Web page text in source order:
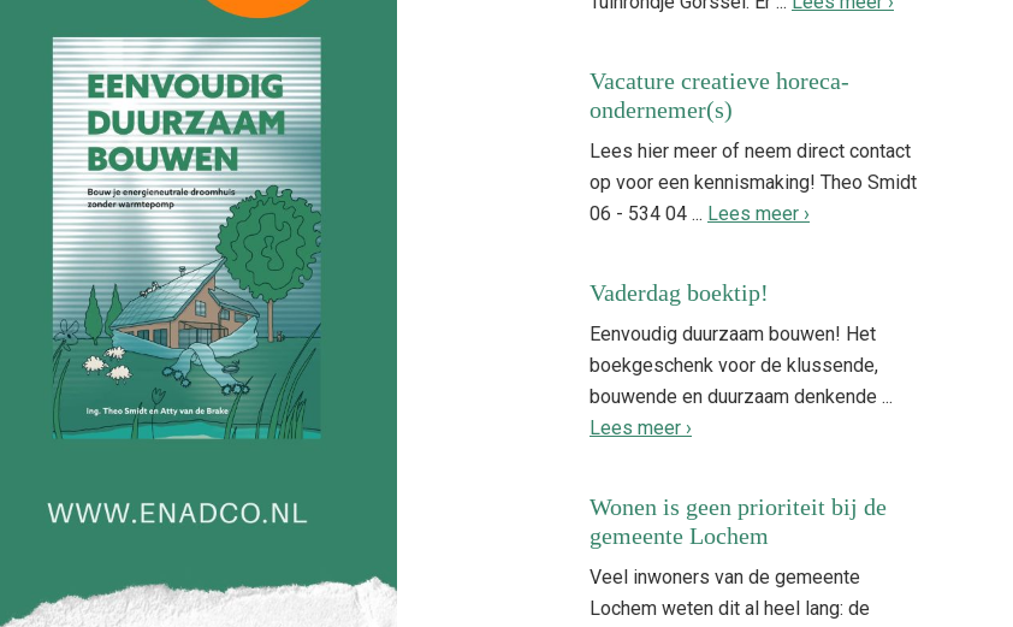
Vacature creatieve horeca-
ondernemer(s)
Lees hier meer of neem direct contact
op voor een kennismaking! Theo Smidt
06 - 534 04 ... Lees meer ›
Vaderdag boektip!
Eenvoudig duurzaam bouwen! Het
boekgeschenk voor de klussende,
bouwende en duurzaam denkende ...
Lees meer ›
Wonen is geen prioriteit bij de
gemeente Lochem
Veel inwoners van de gemeente
Lochem weten dit al heel lang: de